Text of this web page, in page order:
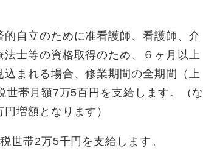
自立のために准看護師、看護師、介
士等の資格取得のため、６ヶ月以上
まれる場合、修業期間の全期間（上
帯月額7万5百円を支給します。（な
増額となります）
世帯2万5千円を支給します。